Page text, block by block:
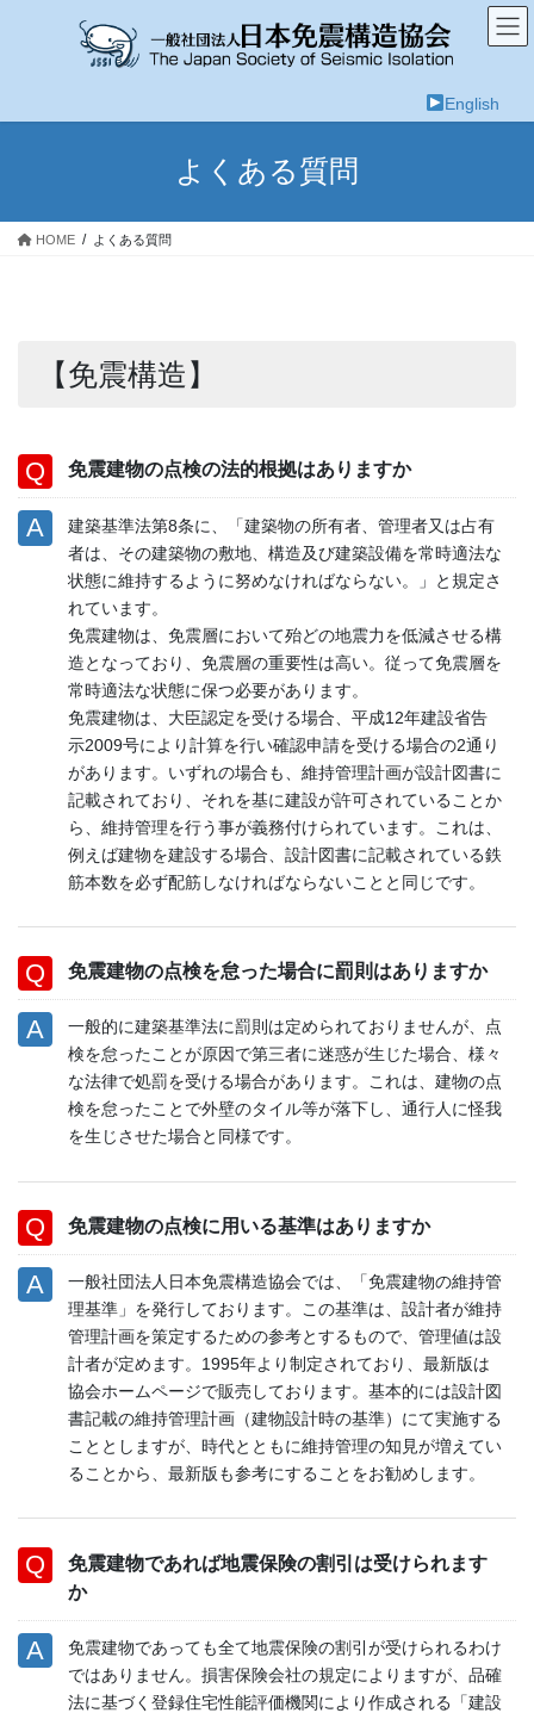
English
よくある質問
HOME よくある質問
【免震構造】
免震建物の点検の法的根拠はありますか
建築基準法第8条に、「建築物の所有者、管理者又は占有
者は、その建築物の敷地、構造及び建築設備を常時適法な
状態に維持するように努めなければならない。」と規定さ
れています。
免震建物は、免震層において殆どの地震力を低減させる構
造となっており、免震層の重要性は高い。従って免震層を
常時適法な状態に保つ必要があります。
免震建物は、大臣認定を受ける場合、平成12年建設省告
示2009号により計算を行い確認申請を受ける場合の2通り
があります。いずれの場合も、維持管理計画が設計図書に
記載されており、それを基に建設が許可されていることか
ら、維持管理を行う事が義務付けられています。これは、
例えば建物を建設する場合、設計図書に記載されている鉄
筋本数を必ず配筋しなければならないことと同じです。
免震建物の点検を怠った場合に罰則はありますか
一般的に建築基準法に罰則は定められておりませんが、点
検を怠ったことが原因で第三者に迷惑が生じた場合、様々
な法律で処罰を受ける場合があります。これは、建物の点
検を怠ったことで外壁のタイル等が落下し、通行人に怪我
を生じさせた場合と同様です。
免震建物の点検に用いる基準はありますか
一般社団法人日本免震構造協会では、「免震建物の維持管
理基準」を発行しております。この基準は、設計者が維持
管理計画を策定するための参考とするもので、管理値は設
計者が定めます。1995年より制定されており、最新版は
協会ホームページで販売しております。基本的には設計図
書記載の維持管理計画（建物設計時の基準）にて実施する
こととしますが、時代とともに維持管理の知見が増えてい
ることから、最新版も参考にすることをお勧めします。
免震建物であれば地震保険の割引は受けられます
か
免震建物であっても全て地震保険の割引が受けられるわけ
ではありません。損害保険会社の規定によりますが、品確
法に基づく登録住宅性能評価機関により作成される「建設